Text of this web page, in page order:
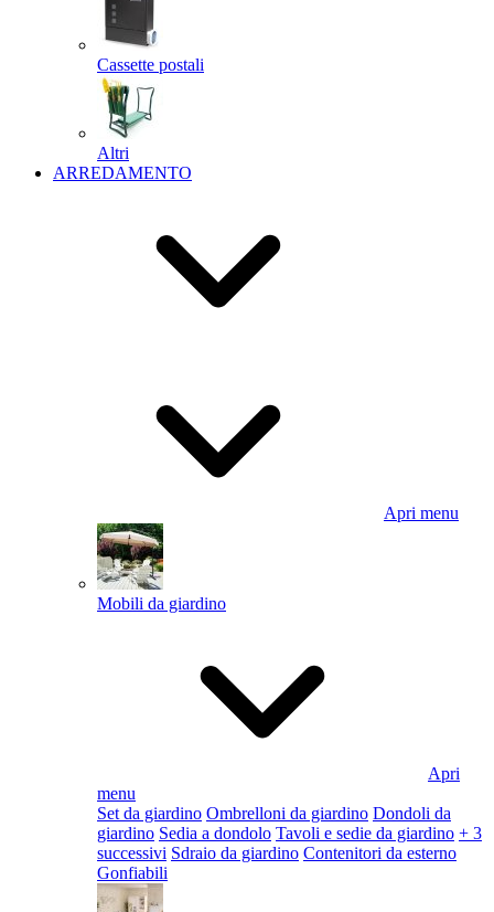
Cassette postali
Altri
ARREDAMENTO
Apri menu
Mobili da giardino
Apri
menu
Set da giardino Ombrelloni da giardino Dondoli da
giardino Sedia a dondolo Tavoli e sedie da giardino + 3
successivi Sdraio da giardino Contenitori da esterno
Gonfiabili